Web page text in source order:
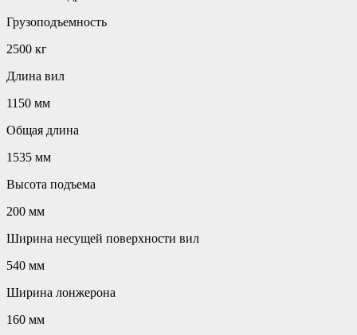
Грузоподъемность
2500 кг
Длина вил
1150 мм
Общая длина
1535 мм
Высота подъема
200 мм
Ширина несущей поверхности вил
540 мм
Ширина лонжерона
160 мм